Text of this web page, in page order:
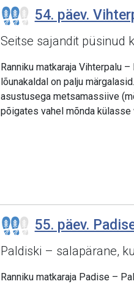
54. päev.
Seitse sajandit püsinud
Ranniku matkaraja Vihterpalu
lõunakaldal on palju
asustusega metsamassiive
põigates vahel mõnda külasse
55. päev.
Paldiski – salapärane,
Ranniku matkaraja Padise –